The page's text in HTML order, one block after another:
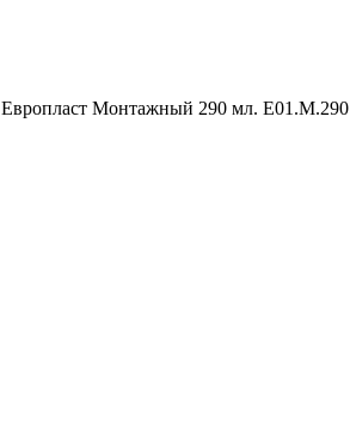
Монтажный 290 мл. E01.M.290